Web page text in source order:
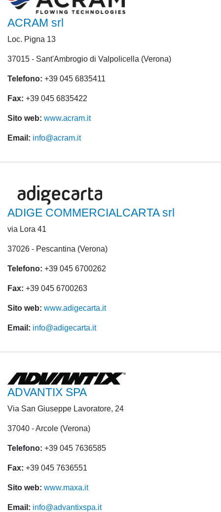
ACRAM srl
Loc. Pigna 13
37015 - Sant'Ambrogio di Valpolicella (Verona)
Telefono: +39 045 6835411
Fax: +39 045 6835422
Sito web: www.acram.it
Email: info@acram.it
ADIGE COMMERCIALCARTA srl
via Lora 41
37026 - Pescantina (Verona)
Telefono: +39 045 6700262
Fax: +39 045 6700263
Sito web: www.adigecarta.it
Email: info@adigecarta.it
ADVANTIX SPA
Via San Giuseppe Lavoratore, 24
37040 - Arcole (Verona)
Telefono: +39 045 7636585
Fax: +39 045 7636551
Sito web: www.maxa.it
Email: info@advantixspa.it